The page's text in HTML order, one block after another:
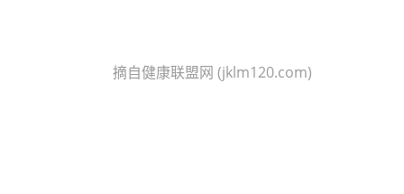
摘自健康联盟网 (jklm120.com)